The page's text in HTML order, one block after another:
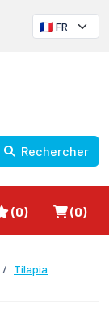
Rechercher
Favoris
(0) Panier
(0)
Tilapia